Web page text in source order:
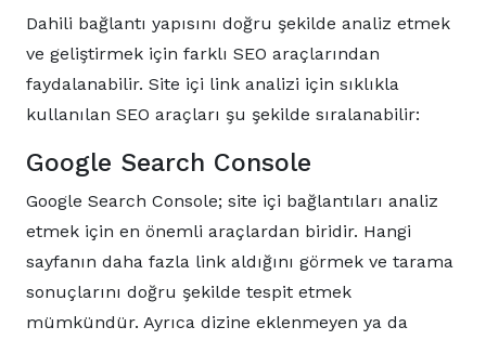
Dahili bağlantı yapısını doğru şekilde analiz etmek
ve geliştirmek için farklı SEO araçlarından
faydalanabilir. Site içi link analizi için sıklıkla
kullanılan SEO araçları şu şekilde sıralanabilir:
Google Search Console
Google Search Console; site içi bağlantıları analiz
etmek için en önemli araçlardan biridir. Hangi
sayfanın daha fazla link aldığını görmek ve tarama
sonuçlarını doğru şekilde tespit etmek
mümkündür. Ayrıca dizine eklenmeyen ya da